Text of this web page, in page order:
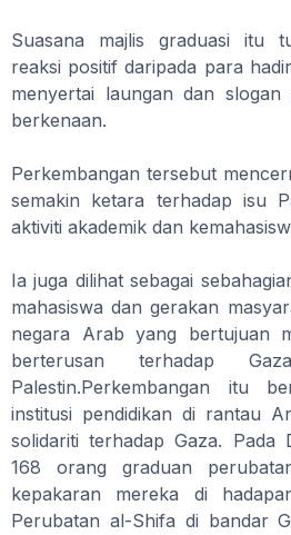
Suasana majlis graduasi itu
reaksi positif daripada para
menyertai laungan dan slogan
berkenaan.
Perkembangan tersebut
semakin ketara terhadap isu
aktiviti akademik dan
Ia juga dilihat sebagai
mahasiswa dan gerakan
negara Arab yang bertujuan
berterusan terhadap
Palestin.Perkembangan itu
institusi pendidikan di rantau
solidariti terhadap Gaza. Pada
168 orang graduan
kepakaran mereka di
Perubatan al-Shifa di bandar